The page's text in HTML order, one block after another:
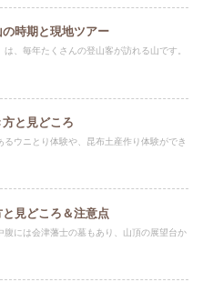
の時期と現地ツアー
、毎年たくさんの登山客が訪れる山です。
方と見どころ
ウニとり体験や、昆布土産作り体験ができ
と見どころ＆注意点
には会津藩士の墓もあり、山頂の展望台か